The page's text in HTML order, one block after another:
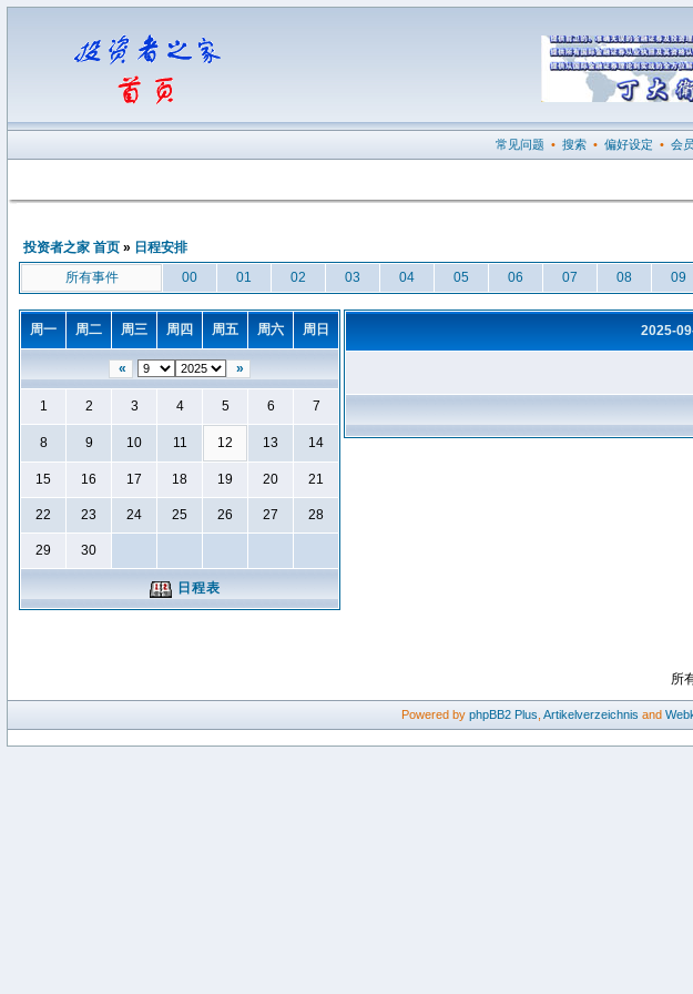
常见问题 • 搜索 • 偏好设定 • 会
投资者之家 首页 » 日程安排
所有事件
00 01 02 03 04 05 06 07 08 09
周一 周二 周三 周四 周五 周六 周日
« »
1 2 3 4 5 6 7
8 9 10 11 12 13 14
15 16 17 18 19 20 21
22 23 24 25 26 27 28
29 30
日程表
2025-
所
Powered by phpBB2 Plus Artikelverzeichnis and